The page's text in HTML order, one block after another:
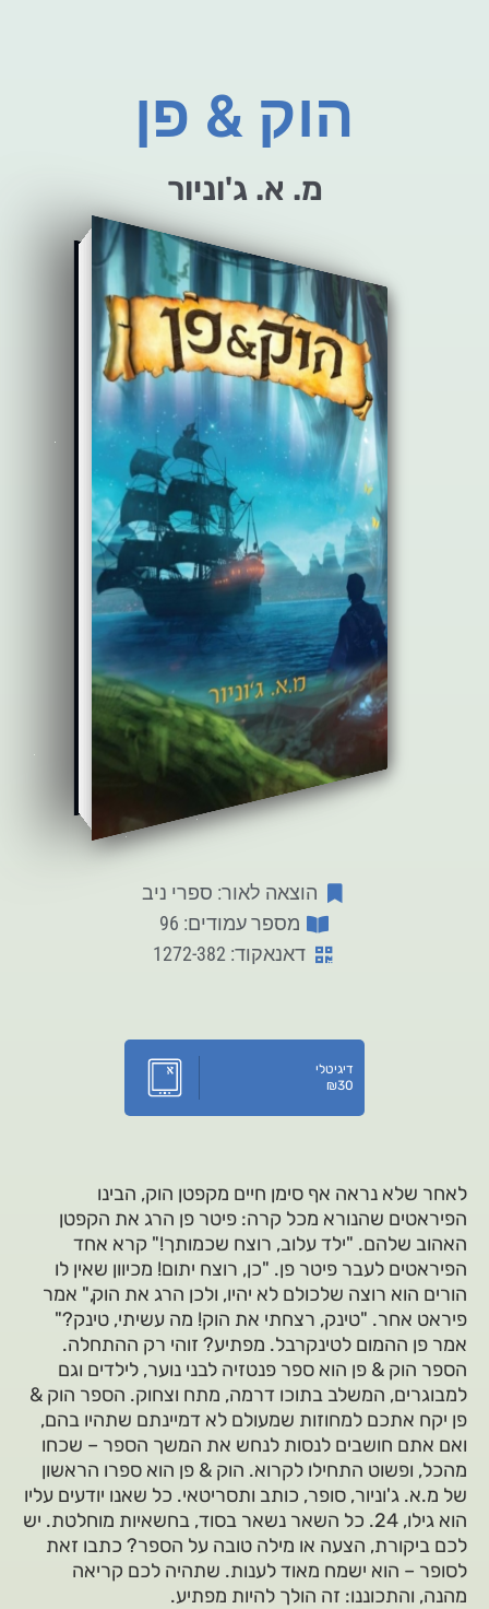
הוק & פן
מ. א. ג'וניור
הוצאה לאור: ספרי ניב
מספר עמודים: 96
דאנאקוד: 1272-382
דיגיטלי
₪30
לאחר שלא נראה אף סימן חיים מקפטן הוק, הבינו
הפיראטים שהנורא מכל קרה: פיטר פן הרג את הקפטן
האהוב שלהם. "ילד עלוב, רוצח שכמותך!" קרא אחד
הפיראטים לעבר פיטר פן. "כן, רוצח יתום! מכיוון שאין לו
הורים הוא רוצה שלכולם לא יהיו, ולכן הרג את הוק," אמר
פיראט אחר. "טינק, רצחתי את הוק! מה עשיתי, טינק?"
אמר פן ההמום לטינקרבל. מפתיע? זוהי רק ההתחלה.
הספר הוק & פן הוא ספר פנטזיה לבני נוער, לילדים וגם
למבוגרים, המשלב בתוכו דרמה, מתח וצחוק. הספר הוק &
פן יקח אתכם למחוזות שמעולם לא דמיינתם שתהיו בהם,
ואם אתם חושבים לנסות לנחש את המשך הספר – שכחו
מהכל, ופשוט התחילו לקרוא. הוק & פן הוא ספרו הראשון
של מ.א. ג'וניור, סופר, כותב ותסריטאי. כל שאנו יודעים עליו
הוא גילו, 24. כל השאר נשאר בסוד, בחשאיות מוחלטת. יש
לכם ביקורת, הצעה או מילה טובה על הספר? כתבו זאת
לסופר – הוא ישמח מאוד לענות. שתהיה לכם קריאה
מהנה, והתכוננו: זה הולך להיות מפתיע.